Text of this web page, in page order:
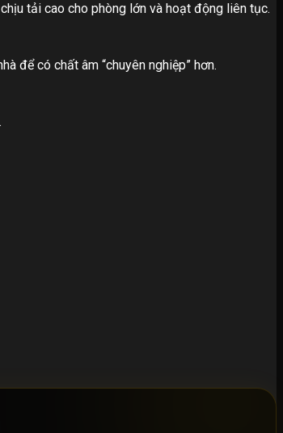
tải cao cho phòng lớn và hoạt động liên tục.
để có chất âm “chuyên nghiệp” hơn.